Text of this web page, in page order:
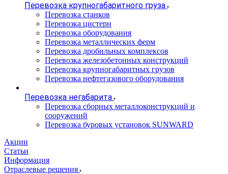
Перевозка крупногабаритного груза
Перевозка станков
Перевозка цистерн
Перевозка оборудования
Перевозка металлических ферм
Перевозка дробильных комплексов
Перевозка железобетонных конструкций
Перевозка крупногабаритных грузов
Перевозка нефтегазового оборудования
Перевозка негабарита
Перевозка сборных металлоконструкций и
сооружений
Перевозка буровых установок SUNWARD
Акции
Статьи
Информация
Отраслевые решения